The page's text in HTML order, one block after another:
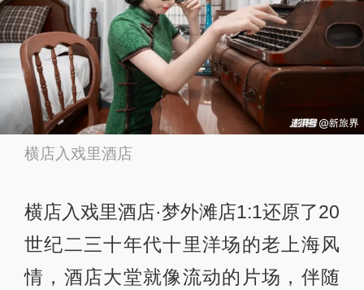
横店入戏里酒店
横店入戏里酒店·梦外滩店1:1还原了20
世纪二三十年代十里洋场的老上海风
情，酒店大堂就像流动的片场，伴随